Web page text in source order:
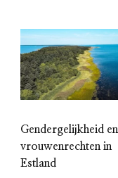
Gendergelijkheid en
vrouwenrechten in
Estland